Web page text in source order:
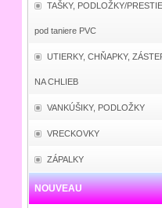
TAŠKY, PODLOŽKY/
pod taniere PVC
UTIERKY, CHŇAPKY,
NA CHLIEB
VANKÚŠIKY, PODLOŽKY
VRECKOVKY
ZÁPALKY
NOUVEAU